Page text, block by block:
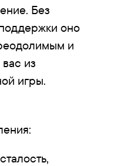
Без
оно
и
из
игры.